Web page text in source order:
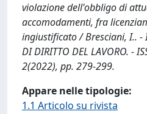
violazione dell'obbligo di
accomodamenti, fra
ingiustificato / Bresciani, I.. -
DI DIRITTO DEL LAVORO. -
2(2022), pp. 279-299.
Appare nelle tipologie:
1.1 Articolo su rivista